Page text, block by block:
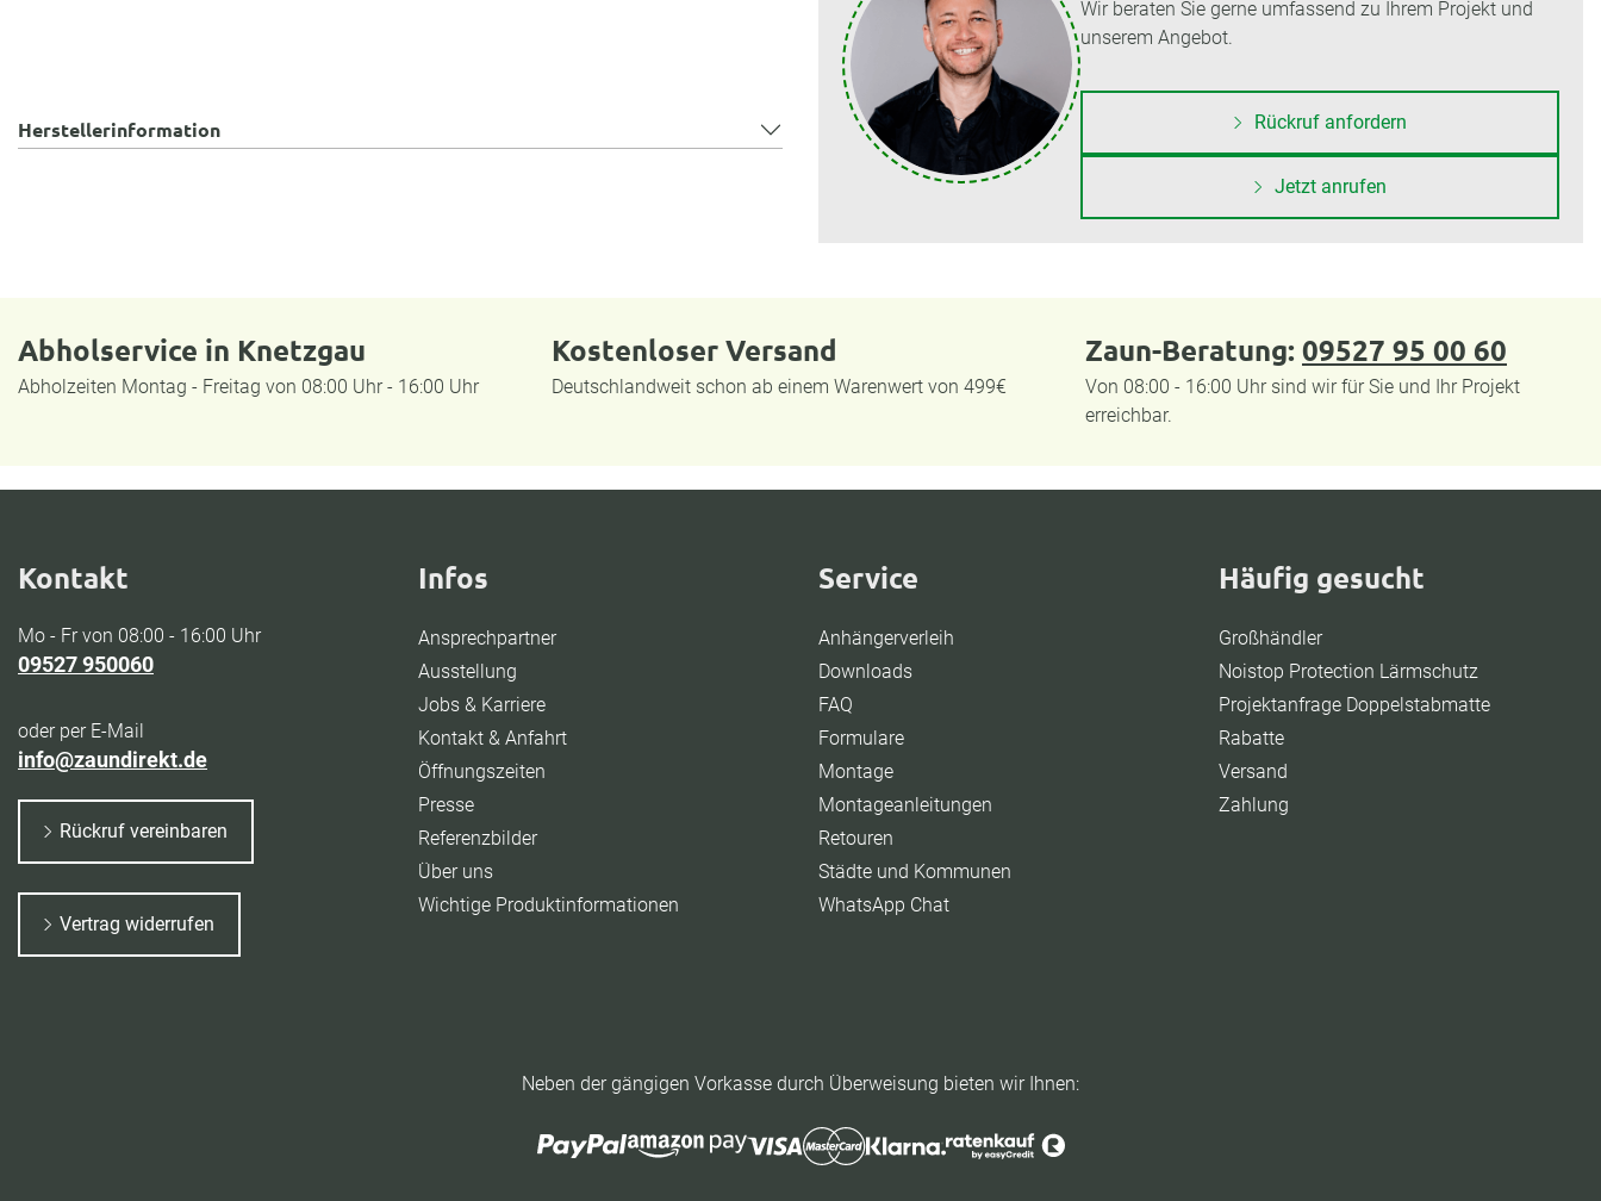
Herstellerinformation
Wir beraten Sie gerne umfassend zu Ihrem Projekt und
unserem Angebot.
Rückruf anfordern
Jetzt anrufen
Abholservice in Knetzgau
Abholzeiten Montag - Freitag von 08:00 Uhr - 16:00 Uhr
Kostenloser Versand
Deutschlandweit schon ab einem Warenwert von 499€
Zaun-Beratung: 09527 95 00 60
Von 08:00 - 16:00 Uhr sind wir für Sie und Ihr Projekt
erreichbar.
Kontakt
Mo - Fr von 08:00 - 16:00 Uhr
09527 950060
oder per E-Mail
info@zaundirekt.de
Rückruf vereinbaren
Vertrag widerrufen
Infos
Ansprechpartner
Ausstellung
Jobs & Karriere
Kontakt & Anfahrt
Öffnungszeiten
Presse
Referenzbilder
Über uns
Wichtige Produktinformationen
Service
Anhängerverleih
Downloads
FAQ
Formulare
Montage
Montageanleitungen
Retouren
Städte und Kommunen
WhatsApp Chat
Häufig gesucht
Großhändler
Noistop Protection Lärmschutz
Projektanfrage Doppelstabmatte
Rabatte
Versand
Zahlung
Neben der gängigen Vorkasse durch Überweisung bieten wir Ihnen: